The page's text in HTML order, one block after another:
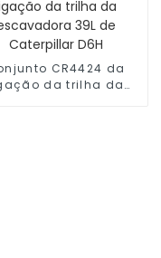
CR4424 da
da trilha da